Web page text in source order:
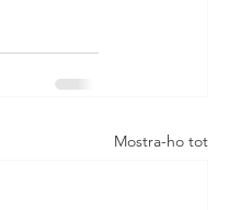
Mostra-ho tot